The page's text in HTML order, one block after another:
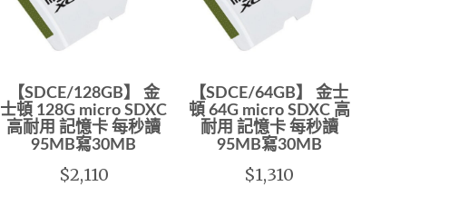
【SDCE/128GB】 金
士頓 128G micro SDXC
高耐用 記憶卡 每秒讀
95MB寫30MB
$2,110
【SDCE/64GB】 金士
頓 64G micro SDXC 高
耐用 記憶卡 每秒讀
95MB寫30MB
$1,310